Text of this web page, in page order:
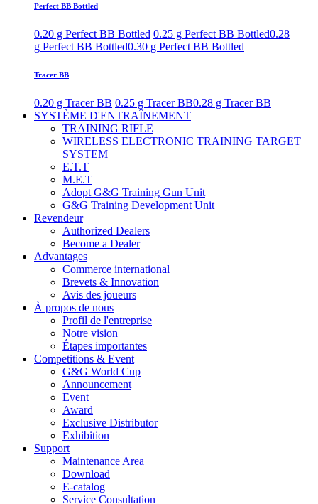
Perfect BB Bottled
0.20 g Perfect BB Bottled 0.25 g Perfect BB Bottled0.28
g Perfect BB Bottled0.30 g Perfect BB Bottled
Tracer BB
0.20 g Tracer BB 0.25 g Tracer BB0.28 g Tracer BB
SYSTÈME D'ENTRAÎNEMENT
TRAINING RIFLE
WIRELESS ELECTRONIC TRAINING TARGET
SYSTEM
E.T.T
M.E.T
Adopt G&G Training Gun Unit
G&G Training Development Unit
Revendeur
Authorized Dealers
Become a Dealer
Advantages
Commerce international
Brevets & Innovation
Avis des joueurs
À propos de nous
Profil de l'entreprise
Notre vision
Étapes importantes
Competitions & Event
G&G World Cup
Announcement
Event
Award
Exclusive Distributor
Exhibition
Support
Maintenance Area
Download
E-catalog
Service Consultation